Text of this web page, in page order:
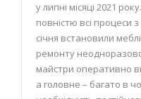
у липні місяці 2021
повністю всі процеси
січня встановили
ремонту
майстри оперативно
а головне – багато в